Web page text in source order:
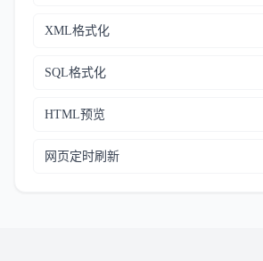
XML格式化
SQL格式化
HTML预览
网页定时刷新